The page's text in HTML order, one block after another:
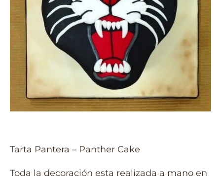
Tarta Pantera – Panther Cake
Toda la decoración esta realizada a mano en